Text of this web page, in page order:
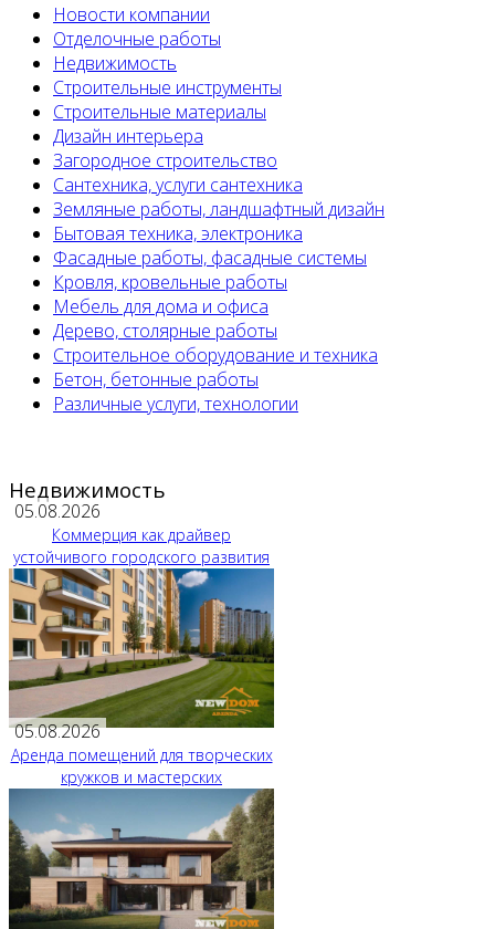
Новости компании
Отделочные работы
Недвижимость
Строительные инструменты
Строительные материалы
Дизайн интерьера
Загородное строительство
Сантехника, услуги сантехника
Земляные работы, ландшафтный дизайн
Бытовая техника, электроника
Фасадные работы, фасадные системы
Кровля, кровельные работы
Мебель для дома и офиса
Дерево, столярные работы
Строительное оборудование и техника
Бетон, бетонные работы
Различные услуги, технологии
Недвижимость
05.08.2026
Коммерция как драйвер
устойчивого городского развития
05.08.2026
Аренда помещений для творческих
кружков и мастерских